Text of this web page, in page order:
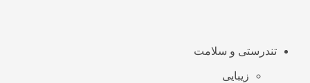
تندرستی و سلامت
زیبایی